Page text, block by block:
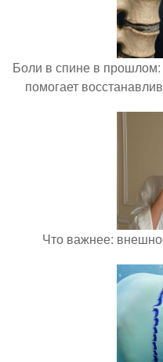
Боли в спине в прошлом:
помогает
Что важнее: